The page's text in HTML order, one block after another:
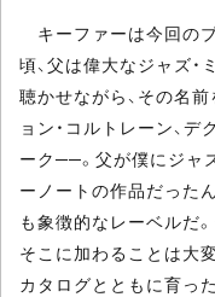
キーファーは今回の
頃、父は偉大なジャズ
聴かせながら、その名
ョン・コルトレーン、デ
ーク──。父が僕にジャ
ーノートの作品だった
も象徴的なレーベルだ
そこに加わることは大
カタログとともに育っ